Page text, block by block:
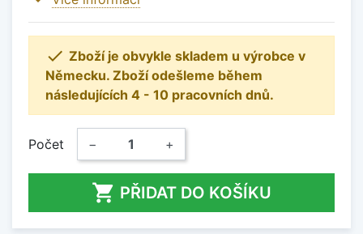
 Zboží je obvykle skladem u výrobce v
Německu. Zboží odešleme během
následujících 4 - 10 pracovních dnů.
Počet − +
 PŘIDAT DO KOŠÍKU